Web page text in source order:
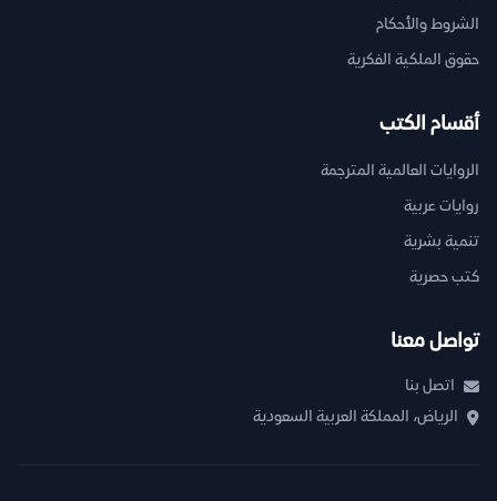
الشروط والأحكام
حقوق الملكية الفكرية
أقسام الكتب
الروايات العالمية المترجمة
روايات عربية
تنمية بشرية
كتب حصرية
تواصل معنا
اتصل بنا
الرياض، المملكة العربية السعودية